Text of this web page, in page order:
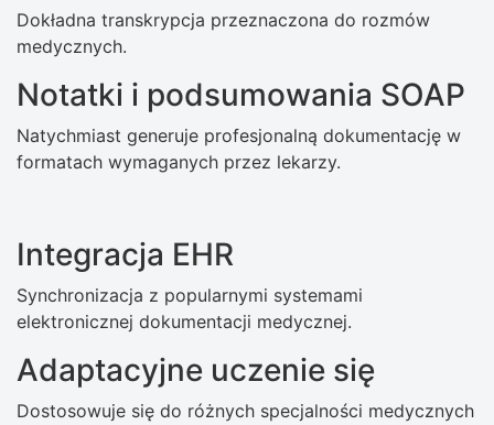
Dokładna transkrypcja przeznaczona do rozmów
medycznych.
Notatki i podsumowania SOAP
Natychmiast generuje profesjonalną dokumentację w
formatach wymaganych przez lekarzy.
Integracja EHR
Synchronizacja z popularnymi systemami
elektronicznej dokumentacji medycznej.
Adaptacyjne uczenie się
Dostosowuje się do różnych specjalności medycznych